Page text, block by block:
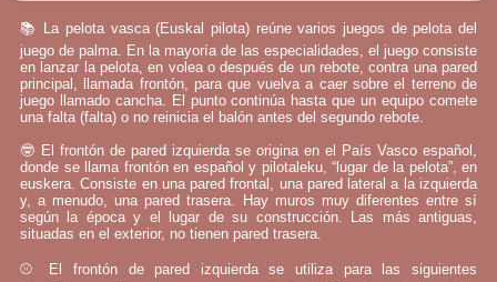
📚 La pelota vasca (Euskal pilota) reúne varios juegos de pelota del
juego de palma. En la mayoría de las especialidades, el juego consiste
en lanzar la pelota, en volea o después de un rebote, contra una pared
principal, llamada frontón, para que vuelva a caer sobre el terreno de
juego llamado cancha. El punto continúa hasta que un equipo comete
una falta (falta) o no reinicia el balón antes del segundo rebote.
🤓 El frontón de pared izquierda se origina en el País Vasco español,
donde se llama frontón en español y pilotaleku, “lugar de la pelota”, en
euskera. Consiste en una pared frontal, una pared lateral a la izquierda
y, a menudo, una pared trasera. Hay muros muy diferentes entre sí
según la época y el lugar de su construcción. Las más antiguas,
situadas en el exterior, no tienen pared trasera.
⚾ El frontón de pared izquierda se utiliza para las siguientes